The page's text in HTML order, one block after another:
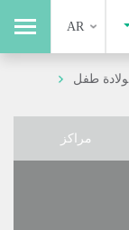
AR
ولادة طفل
مراكز